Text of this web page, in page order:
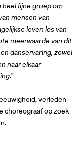
heel fijne groep om
mensen van
leven los van
meerwaarde van dit
danservaring, zowel
naar elkaar
."
verleden
choreograaf op zoek